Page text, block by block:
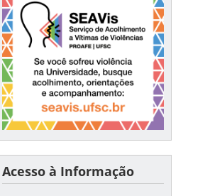
Acesso à Informação